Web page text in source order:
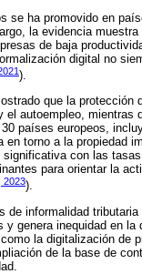
se ha promovido en
la evidencia
de baja
digital no
).
que la
autoempleo,
países europeos,
torno a la propiedad
con las
para orientar la
2023).
informalidad
genera inequidad en
la digitalización de
de la base de